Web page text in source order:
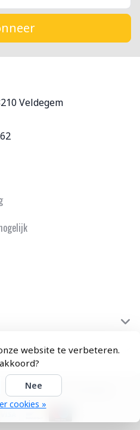
website te verbeteren.
Nee
cookies »
Veldegem
- Theme by